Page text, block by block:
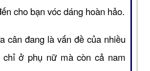
cho bạn vóc dáng hoàn hảo.
cân đang là vấn đề của nhiều
chỉ ở phụ nữ mà còn cả nam